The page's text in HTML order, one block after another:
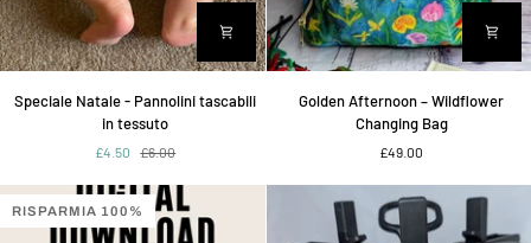
Natale
in
tessuto
Speciale Natale - Pannolini tascabili
in tessuto
£4.50 £6.00
Afternoon
Golden Afternoon – Wildflower
Changing Bag
£49.00
RISPARMIA 100%